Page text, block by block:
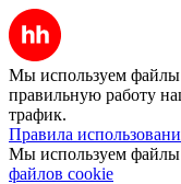
Мы используем файлы
правильную работу
трафик.
Правила
Мы используем файлы
файлов cookie